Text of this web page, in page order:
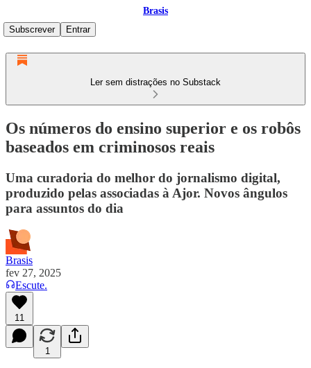
Brasis
Subscrever
Entrar
Ler sem distrações no Substack
Os números do ensino superior e os robôs
baseados em criminosos reais
Uma curadoria do melhor do jornalismo digital,
produzido pelas associadas à Ajor. Novos ângulos
para assuntos do dia
Brasis
fev 27, 2025
Escute.
11
1